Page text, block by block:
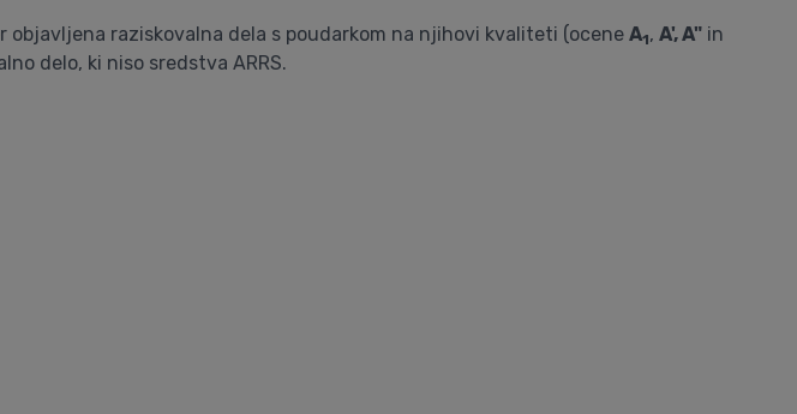
raziskovalna dela s poudarkom na njihovi kvaliteti (ocene A1, A', A" in
delo, ki niso sredstva ARRS.